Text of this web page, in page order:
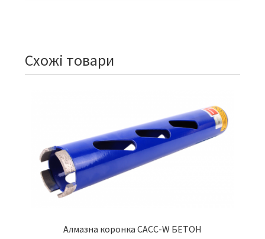
Схожі товари
Алмазна коронка CACC-W БЕТОН